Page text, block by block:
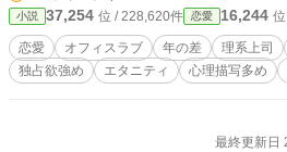
だ」と全肯定したあの日から、
たはずの彼の理性は、ゆこ
然」によって、静かに確実に侵食
トに至るまで、すべてを自
「独占欲」へと姿を変えていた。 「深夜の保健体
してまで己の反応を必死に
小説 37,254 位 / 228,620件 恋愛 16,244
恋愛 オフィスラブ 年の差 理系上司
独占欲強め
エタニティ 心理描写多め
最終更新日